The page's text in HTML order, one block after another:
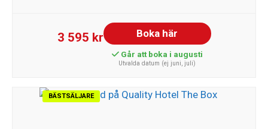
3 595 kr Boka här
Går att boka i augusti
Utvalda datum (ej juni, juli)
BÄSTSÄLJARE